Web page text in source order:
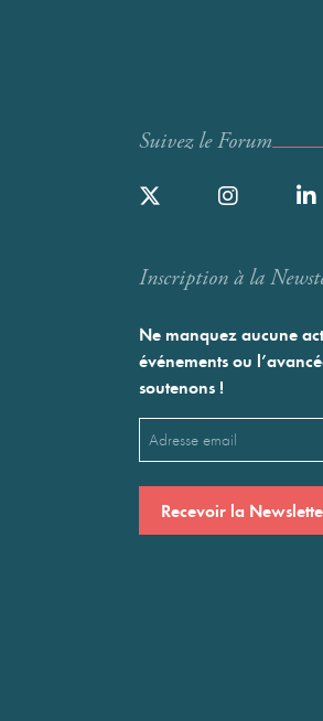
Suivez le Forum
Inscription à la
Ne manquez aucune
événements ou
soutenons !
Email
(Nécessaire)